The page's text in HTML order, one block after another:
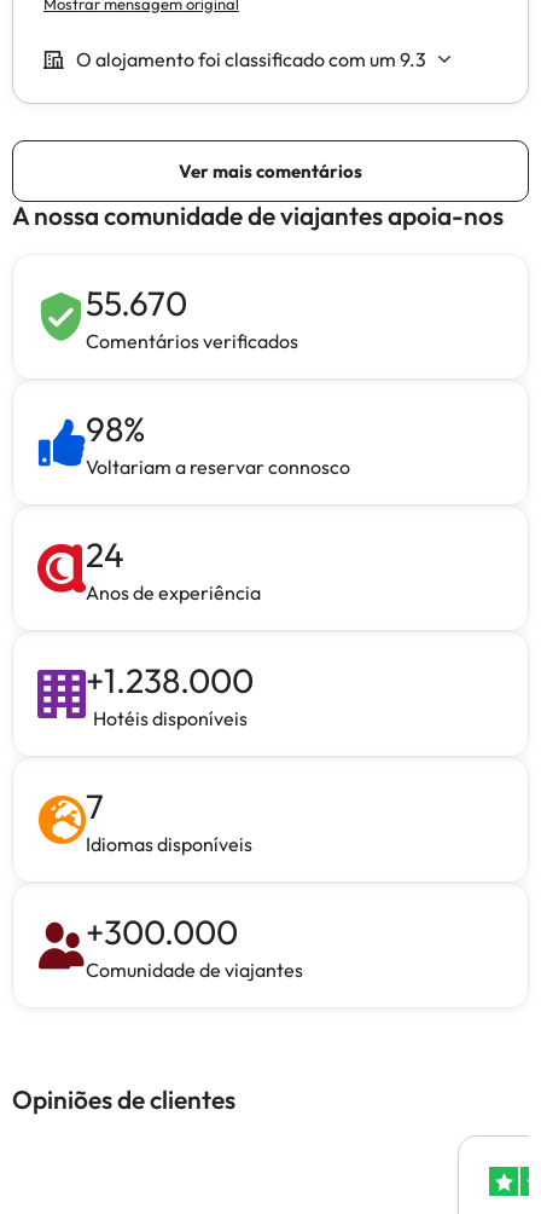
A nossa comunidade de viajantes apoia-nos
55.670
Comentários verificados
98%
Voltariam a reservar connosco
24
Anos de experiência
+1.238.000
Hotéis disponíveis
7
Idiomas disponíveis
+300.000
Comunidade de viajantes
Opiniões de clientes